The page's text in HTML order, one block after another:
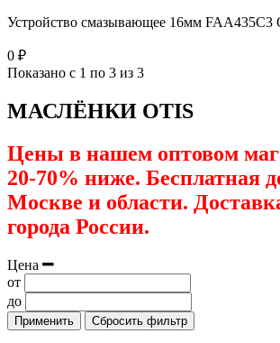
Устройство смазывающее 16мм FAA435C3
0 ₽
Показано с 1 по 3 из 3
МАСЛЁНКИ OTIS
Цены в нашем оптовом
20-70% ниже. Бесплатная
Москве и области.
города России.
Цена
от
до
Применить Сбросить фильтр